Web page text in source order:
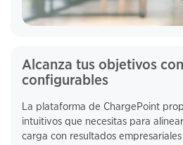
Alcanza tus objetivos
configurables
La plataforma de ChargePoint
intuitivos que necesitas para
carga con resultados